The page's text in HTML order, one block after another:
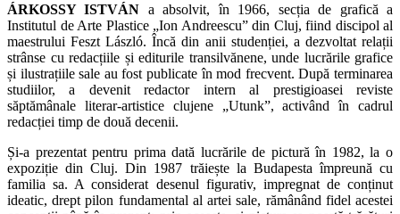
ÁRKOSSY ISTVÁN a absolvit, în 1966, secția de grafică a
Institutul de Arte Plastice „Ion Andreescu” din Cluj, fiind discipol al
maestrului Feszt László. Încă din anii studenției, a dezvoltat relații
strânse cu redacțiile și editurile transilvănene, unde lucrările grafice
și ilustrațiile sale au fost publicate în mod frecvent. După terminarea
studiilor, a devenit redactor intern al prestigioasei reviste
săptămânale literar-artistice clujene „Utunk”, activând în cadrul
redacției timp de două decenii.
Și-a prezentat pentru prima dată lucrările de pictură în 1982, la o
expoziție din Cluj. Din 1987 trăiește la Budapesta împreună cu
familia sa. A considerat desenul figurativ, impregnat de conținut
ideatic, drept pilon fundamental al artei sale, rămânând fidel acestei